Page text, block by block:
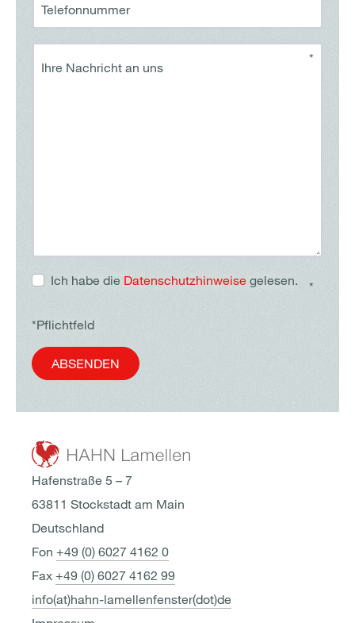
Telefonnummer
Ihre Nachricht an uns
*
Ich habe die Datenschutzhinweise gelesen. *
*Pflichtfeld
ABSENDEN
Hafenstraße 5 – 7
63811 Stockstadt am Main
Deutschland
Fon +49 (0) 6027 4162 0
Fax +49 (0) 6027 4162 99
info(at)hahn-lamellenfenster(dot)de